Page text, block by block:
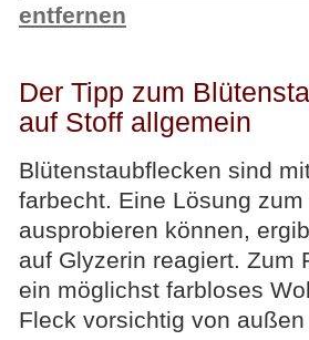
entfernen
Der Tipp zum
auf Stoff allgemein
Blütenstaubflecken sind
farbecht. Eine Lösung
ausprobieren können,
auf Glyzerin reagiert. Zum
ein möglichst farbloses
Fleck vorsichtig von